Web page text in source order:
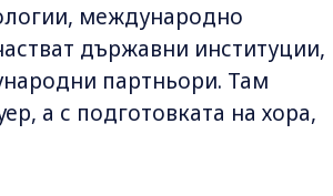
международно
държавни институции,
партньори. Там
а с подготовката на хора,